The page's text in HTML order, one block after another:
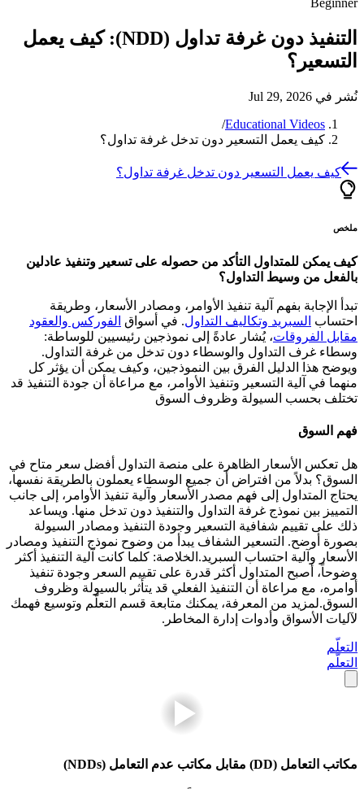
Beginner
التنفيذ دون غرفة تداول (NDD): كيف يعمل
التسعير؟
نُشر في Jul 29, 2026
Educational Videos
/
كيف يعمل التسعير دون تدخل غرفة تداول؟
كيف يعمل التسعير دون تدخل غرفة تداول؟
ملخص
كيف يمكن للمتداول التأكد من حصوله على تسعير وتنفيذ عادلين
بالفعل من وسيط التداول؟
تبدأ الإجابة بفهم آلية تنفيذ الأوامر، ومصادر الأسعار، وطريقة
احتساب السبريد وتكاليف التداول. في أسواق الفوركس والعقود
مقابل الفروقات، يُشار عادةً إلى نموذجين رئيسيين للوساطة:
وسطاء غرف التداول والوسطاء دون تدخل من غرفة التداول.
ويوضح هذا الدليل الفرق بين النموذجين، وكيف يمكن أن يؤثر كل
منهما في آلية التسعير وتنفيذ الأوامر، مع مراعاة أن جودة التنفيذ قد
تختلف بحسب السيولة وظروف السوق
فهم السوق
هل تعكس الأسعار الظاهرة على منصة التداول أفضل سعر متاح في
السوق؟ بدلاً من افتراض أن جميع الوسطاء يعملون بالطريقة نفسها،
يحتاج المتداول إلى فهم مصدر الأسعار وآلية تنفيذ الأوامر، إلى جانب
التمييز بين نموذج غرفة التداول والتنفيذ دون تدخل منها. ويساعد
ذلك على تقييم شفافية التسعير وجودة التنفيذ ومصادر السيولة
بصورة أوضح. التسعير الشفاف يبدأ من وضوح نموذج التنفيذ ومصادر
الأسعار وآلية احتساب السبريد.الخلاصة: كلما كانت آلية التنفيذ أكثر
وضوحاً، أصبح المتداول أكثر قدرة على تقييم السعر وجودة تنفيذ
أوامره، مع مراعاة أن التنفيذ الفعلي قد يتأثر بالسيولة وظروف
السوق.لمزيد من المعرفة، يمكنك متابعة قسم التعلّم وتوسيع فهمك
لآليات الأسواق وأدوات إدارة المخاطر.
التعلّم
التعلّم
مكاتب التعامل (DD) مقابل مكاتب عدم التعامل (NDDs)